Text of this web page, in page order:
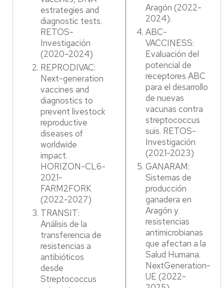
estrategies and
diagnostic tests.
RETOS-
Investigación
(2020–2024)
REPRODIVAC:
Next-generation
vaccines and
diagnostics to
prevent livestock
reproductive
diseases of
worldwide
impact.
HORIZON-CL6-
2021-
FARM2FORK
(2022-2027)
TRANSIT:
Análisis de la
transferencia de
resistencias a
antibióticos
desde
Streptococcus
Aragón (2022-
2024).
ABC-
VACCINESS:
Evaluación del
potencial de
receptores ABC
para el desarrollo
de nuevas
vacunas contra
streptococcus
suis. RETOS-
Investigación
(2021-2023)
GANARAM:
Sistemas de
producción
ganadera en
Aragón y
resistencias
antimicrobianas
que afectan a la
Salud Humana.
NextGeneration-
UE (2022-